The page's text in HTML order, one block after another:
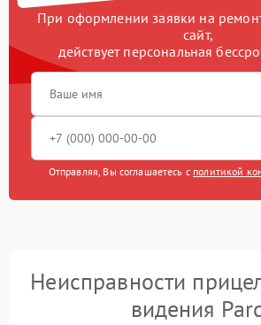
При оформлении заявки на
сайт,
действует персональная
Отправляя, Вы соглашаетесь с политикой
Неисправности
видения